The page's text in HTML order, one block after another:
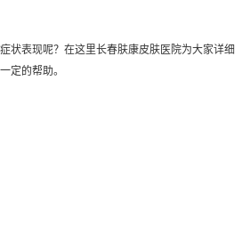
表现呢？在这里长春肤康皮肤医院为大家详细
定的帮助。